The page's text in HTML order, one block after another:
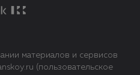
материалов и сервисов
(пользовательское